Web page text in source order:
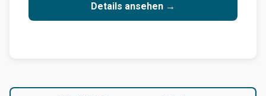
Details ansehen →